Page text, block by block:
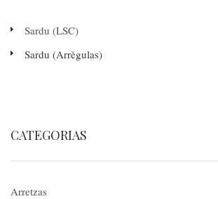
Sardu (LSC)
Sardu (Arrègulas)
CATEGORIAS
Arretzas